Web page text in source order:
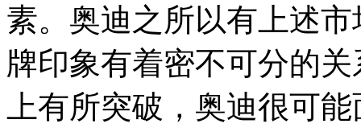
素。奥迪之所以有上述
牌印象有着密不可分的
上有所突破，奥迪很可